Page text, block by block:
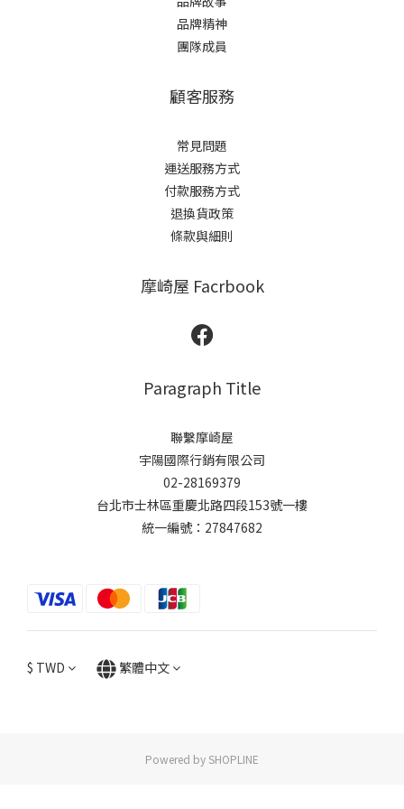
品牌精神
團隊成員
顧客服務
常見問題
運送服務方式
付款服務方式
退換貨政策
條款與細則
摩崎屋 Facrbook
Paragraph Title
聯繫摩崎屋
宇陽國際行銷有限公司
02-28169379
台北市士林區重慶北路四段153號一樓
統一編號：27847682
$ TWD 繁體中文
Powered by SHOPLINE